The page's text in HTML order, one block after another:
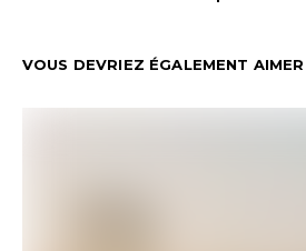
VOUS DEVRIEZ ÉGALEMENT AIMER